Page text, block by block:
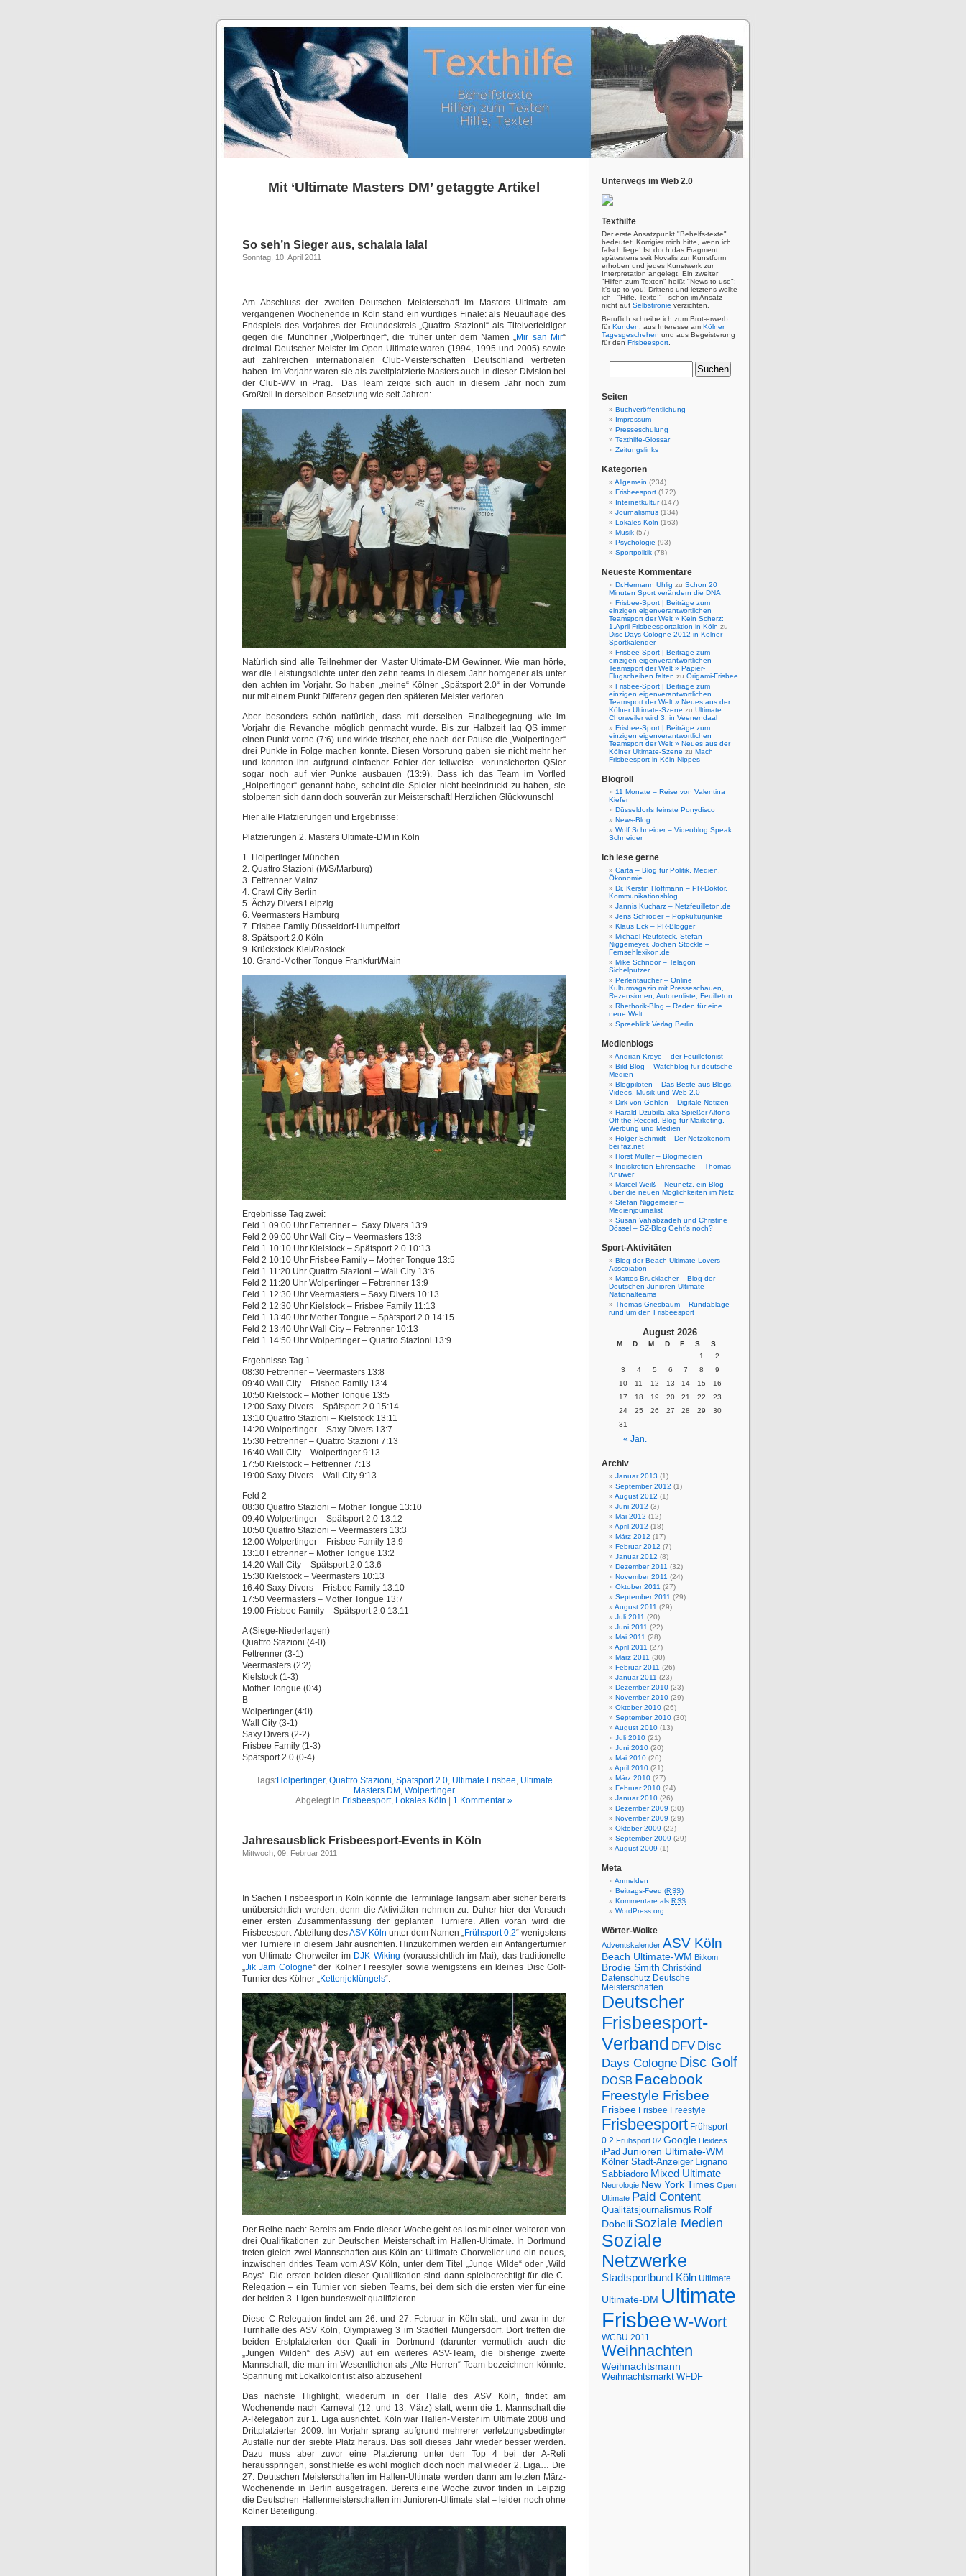
Mit ‘Ultimate Masters DM’ getaggte Artikel
So seh’n Sieger aus, schalala lala!
Sonntag, 10. April 2011
Am Abschluss der zweiten Deutschen Meisterschaft im Masters Ultimate am
vergangenen Wochenende in Köln stand ein würdiges Finale: als Neuauflage des
Endspiels des Vorjahres der Freundeskreis „Quattro Stazioni“ als Titelverteidiger
gegen die Münchner „Wolpertinger“, die früher unter dem Namen „Mir san Mir“
dreimal Deutscher Meister im Open Ultimate waren (1994, 1995 und 2005) sowie
auf zahlreichen internationalen Club-Meisterschaften Deutschland vertreten
haben. Im Vorjahr waren sie als zweitplatzierte Masters auch in dieser Division bei
der Club-WM in Prag. Das Team zeigte sich auch in diesem Jahr noch zum
Großteil in derselben Besetzung wie seit Jahren:
Natürlich sind alle Teilnehmer der Master Ultimate-DM Gewinner. Wie man hörte,
war die Leistungsdichte unter den zehn teams in diesem Jahr homgener als unter
den achten im Vorjahr. So haben „meine“ Kölner „Spätsport 2.0“ in der Vorrunde
nur mit einem Punkt Differenz gegen den späteren Meister verloren.
Aber besonders schön natürlich, dass mit derselben Finalbegegnung wie im
Vorjahr die Revanche möglich genmacht wurde. Bis zur Halbzeit lag QS immer
einen Punkt vorne (7:6) und wirkte frischer, ehe nach der Pause die „Wolpertinger“
drei Punkte in Folge machen konnte. Diesen Vorsprung gaben sie nicht mehr her
und konnten ihn aufgrund einfacher Fehler der teilweise verunsicherten QSler
sogar noch auf vier Punkte ausbauen (13:9). Dass ich das Team im Vorfled
„Holpertinger“ genannt habe, scheint die Spieler nicht beeindruckt zu haben, sie
stolperten sich dann doch souverän zur Meisterschaft! Herzlichen Glückwunsch!
Hier alle Platzierungen und Ergebnisse:
Platzierungen 2. Masters Ultimate-DM in Köln
1. Holpertinger München
2. Quattro Stazioni (M/S/Marburg)
3. Fettrenner Mainz
4. Crawl City Berlin
5. Ächzy Divers Leipzig
6. Veermasters Hamburg
7. Frisbee Family Düsseldorf-Humpelfort
8. Spätsport 2.0 Köln
9. Krückstock Kiel/Rostock
10. Grand-Mother Tongue Frankfurt/Main
Ergebnisse Tag zwei:
Feld 1 09:00 Uhr Fettrenner – Saxy Divers 13:9
Feld 2 09:00 Uhr Wall City – Veermasters 13:8
Feld 1 10:10 Uhr Kielstock – Spätsport 2.0 10:13
Feld 2 10:10 Uhr Frisbee Family – Mother Tongue 13:5
Feld 1 11:20 Uhr Quattro Stazioni – Wall City 13:6
Feld 2 11:20 Uhr Wolpertinger – Fettrenner 13:9
Feld 1 12:30 Uhr Veermasters – Saxy Divers 10:13
Feld 2 12:30 Uhr Kielstock – Frisbee Family 11:13
Feld 1 13:40 Uhr Mother Tongue – Spätsport 2.0 14:15
Feld 2 13:40 Uhr Wall City – Fettrenner 10:13
Feld 1 14:50 Uhr Wolpertinger – Quattro Stazioni 13:9
Ergebnisse Tag 1
08:30 Fettrenner – Veermasters 13:8
09:40 Wall City – Frisbee Family 13:4
10:50 Kielstock – Mother Tongue 13:5
12:00 Saxy Divers – Spätsport 2.0 15:14
13:10 Quattro Stazioni – Kielstock 13:11
14:20 Wolpertinger – Saxy Divers 13:7
15:30 Fettrenner – Quattro Stazioni 7:13
16:40 Wall City – Wolpertinger 9:13
17:50 Kielstock – Fettrenner 7:13
19:00 Saxy Divers – Wall City 9:13
Feld 2
08:30 Quattro Stazioni – Mother Tongue 13:10
09:40 Wolpertinger – Spätsport 2.0 13:12
10:50 Quattro Stazioni – Veermasters 13:3
12:00 Wolpertinger – Frisbee Family 13:9
13:10 Fettrenner – Mother Tongue 13:2
14:20 Wall City – Spätsport 2.0 13:6
15:30 Kielstock – Veermasters 10:13
16:40 Saxy Divers – Frisbee Family 13:10
17:50 Veermasters – Mother Tongue 13:7
19:00 Frisbee Family – Spätsport 2.0 13:11
A (Siege-Niederlagen)
Quattro Stazioni (4-0)
Fettrenner (3-1)
Veermasters (2:2)
Kielstock (1-3)
Mother Tongue (0:4)
B
Wolpertinger (4:0)
Wall City (3-1)
Saxy Divers (2-2)
Frisbee Family (1-3)
Spätsport 2.0 (0-4)
Tags:Holpertinger, Quattro Stazioni Spätsport 2.0, Ultimate Frisbee Ultimate
Masters DM Wolpertinger
Abgelegt in Frisbeesport, Lokales Köln | 1 Kommentar »
Jahresausblick Frisbeesport-Events in Köln
Mittwoch, 09. Februar 2011
In Sachen Frisbeesport in Köln könnte die Terminlage langsam aber sicher bereits
unübersichtlich werden, denn die Aktivitäten nehmen zu. Daher hier der Versuch
einer ersten Zusammenfassung der geplanten Turniere. Allen voran wird die
Frisbeesport-Abteilung desASV Köln unter dem Namen „ Frühsport 0,2“ wenigstens
vier Turniere in diesem Jahr ausrichten. Hinzukommen werden ein Anfängerturnier
von Ultimate Chorweiler im DJK Wiking (voraussichtlich im Mai), das traditionelle
Jik Jam Cologne“ der Kölner Freestyler sowie wenigstens ein kleines Disc Golf-
Turnier des Kölner „ Kettenjeklüngels“.
Der Reihe nach: Bereits am Ende dieser Woche geht es los mit einer weiteren von
drei Qualifikationen zur Deutschen Meisterschaft im Hallen-Ultimate. In Dortmund
treten gleich zwei Mannschaften aus Köln an: Ultimate Chorweiler und ein neues,
inzwischen drittes Team vom ASV Köln, unter dem Titel „Junge Wilde“ oder „Wild
Boys“. Die ersten beiden dieser Qualifikation sind dann spielberechtigt für die C-
Relegation – ein Turnier von sieben Teams, bei dem sich die ersten vier für eine
der beiden 3. Ligen bundesweit qualifizieren.
Diese C-Relegation findet am 26. und 27. Februar in Köln statt, und zwar in der
Turnhalle des ASV Köln, Olympiaweg 3 im Stadtteil Müngersdorf. Dort treffen die
beiden Erstplatzierten der Quali in Dortmund (darunter vermutlich auch die
„Jungen Wilden“ des ASV) auf ein weiteres ASV-Team, die bisherige zweite
Mannschaft, die man im Wesentlichen als „Alte Herren“-Team bezeichnen könnte.
Spannung mit Lokalkolorit ist also abzusehen!
Das nächste Highlight, wiederum in der Halle des ASV Köln, findet am
Wochenende nach Karneval (12. und 13. März) statt, wenn die 1. Mannschaft die
A-Relegation zur 1. Liga ausrichtet. Köln war Hallen-Meister im Ultimate 2008 und
Drittplatzierter 2009. Im Vorjahr sprang aufgrund mehrerer verletzungsbedingter
Ausfälle nur der siebte Platz heraus. Das soll dieses Jahr wieder besser werden.
Dazu muss aber zuvor eine Platzierung unter den Top 4 bei der A-Reli
herausspringen, sonst hieße es wohl möglich doch noch mal wieder 2. Liga… Die
27. Deutschen Meisterschaften im Hallen-Ultimate werden dann am letzten März-
Wochenende in Berlin ausgetragen. Bereits eine Woche zuvor finden in Leipzig
die Deutschen Hallenmeisterschaften im Junioren-Ultimate stat – leider noch ohne
Kölner Beteiligung.
Unterwegs im Web 2.0
Texthilfe
Der erste Ansatzpunkt "Behelfs-texte"
bedeutet: Korrigier mich bitte, wenn ich
falsch liege! Ist doch das Fragment
spätestens seit Novalis zur Kunstform
erhoben und jedes Kunstwerk zur
Interpretation angelegt. Ein zweiter
"Hilfen zum Texten" heißt "News to use":
it's up to you! Drittens und letztens wollte
ich - "Hilfe, Texte!" - schon im Ansatz
nicht auf Selbstironie verzichten.
Beruflich schreibe ich zum Brot-erwerb
fürKunden , aus Interesse am Kölner
Tagesgeschehen und aus Begeisterung
für den Frisbeesport
Seiten
Buchveröffentlichung
Impressum
Presseschulung
Texthilfe-Glossar
Zeitungslinks
Kategorien
Allgemein (234)
Frisbeesport (172)
Internetkultur(147)
Journalismus (134)
Lokales Köln (163)
Musik (57)
Psychologie (93)
Sportpolitik (78)
Neueste Kommentare
Dr.Hermann Uhlig zu Schon 20
Minuten Sport verändern die DNA
Frisbee-Sport | Beiträge zum
einzigen eigenverantwortlichen
Teamsport der Welt » Kein Scherz:
1.April Frisbeesportaktion in Köln zu
Disc Days Cologne 2012 in Kölner
Sportkalender
Frisbee-Sport | Beiträge zum
einzigen eigenverantwortlichen
Teamsport der Welt » Papier-
Flugscheiben falten zu Origami-Frisbee
Frisbee-Sport | Beiträge zum
einzigen eigenverantwortlichen
Teamsport der Welt » Neues aus der
Kölner Ultimate-Szene zu Ultimate
Chorweiler wird 3. in Veenendaal
Frisbee-Sport | Beiträge zum
einzigen eigenverantwortlichen
Teamsport der Welt » Neues aus der
Kölner Ultimate-Szene zu Mach
Frisbeesport in Köln-Nippes
Blogroll
11 Monate – Reise von Valentina
Kiefer
Düsseldorfs feinste Ponydisco
News-Blog
Wolf Schneider – Videoblog Speak
Schneider
Ich lese gerne
Carta – Blog für Politik, Medien,
Ökonomie
Dr. Kerstin Hoffmann – PR-Doktor.
Kommunikationsblog
Jannis Kucharz – Netzfeuilleton.de
Jens Schröder – Popkulturjunkie
Klaus Eck – PR-Blogger
Michael Reufsteck, Stefan
Niggemeyer, Jochen Stöckle –
Fernsehlexikon.de
Mike Schnoor – Telagon
Sichelputzer
Perlentaucher – Online
Kulturmagazin mit Presseschauen,
Rezensionen, Autorenliste, Feuilleton
Rhethorik-Blog – Reden für eine
neue Welt
Spreeblick Verlag Berlin
Medienblogs
Andrian Kreye – der Feuilletonist
Bild Blog – Watchblog für deutsche
Medien
Blogpiloten – Das Beste aus Blogs,
Videos, Musik und Web 2.0
Dirk von Gehlen – Digitale Notizen
Harald Dzubilla aka Spießer Alfons –
Off the Record, Blog für Marketing,
Werbung und Medien
Holger Schmidt – Der Netzökonom
bei faz.net
Horst Müller – Blogmedien
Indiskretion Ehrensache – Thomas
Knüwer
Marcel Weiß – Neunetz, ein Blog
über die neuen Möglichkeiten im Netz
Stefan Niggemeier –
Medienjournalist
Susan Vahabzadeh und Christine
Dössel – SZ-Blog Geht's noch?
Sport-Aktivitäten
Blog der Beach Ultimate Lovers
Asscoiation
Mattes Brucklacher – Blog der
Deutschen Junioren Ultimate-
Nationalteams
Thomas Griesbaum – Rundablage
rund um den Frisbeesport
August 2026
M D M D F S S
« Jan.
1
2
3
4 5 6 7 8
9
10
11 12 13 14 15
16
17
18 19 20 21 22
23
24
25 26 27 28 29
30
31
Archiv
Januar 2013 (1)
September 2012 (1)
August 2012 (1)
Juni 2012 (3)
Mai 2012 (12)
April 2012 (18)
März 2012 (17)
Februar 2012 (7)
Januar 2012 (8)
Dezember 2011 (32)
November 2011 (24)
Oktober 2011 (27)
September 2011 (29)
August 2011 (29)
Juli 2011 (20)
Juni 2011 (22)
Mai 2011 (28)
April 2011 (27)
März 2011 (30)
Februar 2011 (26)
Januar 2011 (23)
Dezember 2010 (23)
November 2010 (29)
Oktober 2010 (26)
September 2010 (30)
August 2010 (13)
Juli 2010 (21)
Juni 2010 (20)
Mai 2010 (26)
April 2010 (21)
März 2010 (27)
Februar 2010 (24)
Januar 2010 (26)
Dezember 2009 (30)
November 2009 (29)
Oktober 2009 (22)
September 2009 (29)
August 2009 (1)
Meta
Anmelden
Beitrags-Feed (RSS)
Kommentare als RSS
WordPress.org
Wörter-Wolke
Adventskalender ASV Köln
Beach Ultimate-WM Bitkom
Brodie Smith Christkind
Datenschutz Deutsche
Meisterschaften
Deutscher
Frisbeesport-
Verband DFV Disc
Days Cologne Disc Golf
DOSB Facebook
Freestyle Frisbee
Frisbee Frisbee Freestyle
Frisbeesport Frühsport
0.2 Frühsport 02 Google Heidees
iPad Junioren Ultimate-WM
Kölner Stadt-Anzeiger Lignano
Sabbiadoro Mixed Ultimate
Neurologie New York Times Open
Ultimate Paid Content
Qualitätsjournalismus Rolf
Dobelli Soziale Medien
Soziale
Netzwerke
Stadtsportbund Köln Ultimate
Ultimate-DM Ultimate
FrisbeeW-Wort
WCBU 2011
Weihnachten
Weihnachtsmann
Weihnachtsmarkt WFDF